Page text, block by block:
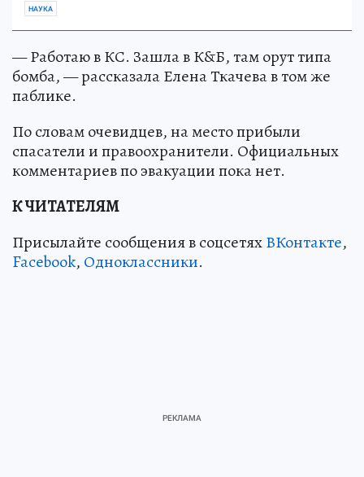
НАУКА
— Работаю в КС. Зашла в К&Б, там орут типа
бомба, — рассказала Елена Ткачева в том же
паблике.
По словам очевидцев, на место прибыли
спасатели и правоохранители. Официальных
комментариев по эвакуации пока нет.
К ЧИТАТЕЛЯМ
Присылайте сообщения в соцсетяхВКонтакте,
Facebook, Одноклассники.